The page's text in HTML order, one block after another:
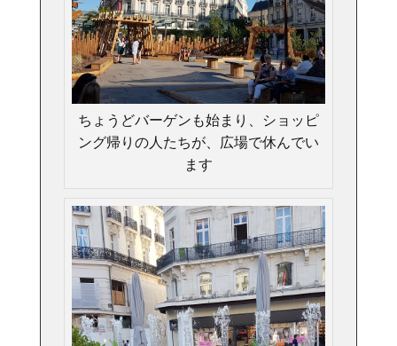
ちょうどバーゲンも始まり、ショッピ
ング帰りの人たちが、広場で休んでい
ます